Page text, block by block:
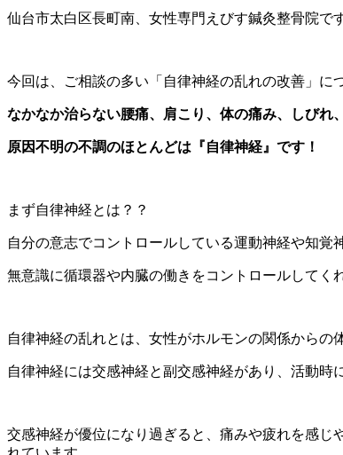
仙台市太白区長町南、女性専門えびす鍼灸整骨院です
今回は、ご相談の多い「自律神経の乱れの改善」に
なかなか治らない腰痛、肩こり、体の痛み、しびれ
原因不明の不調のほとんどは『自律神経』です！
まず自律神経とは？？
自分の意志でコントロールしている運動神経や知覚
無意識に循環器や内臓の働きをコントロールしてく
自律神経の乱れとは、女性がホルモンの関係からの
自律神経には交感神経と副交感神経があり、活動時
交感神経が優位になり過ぎると、痛みや疲れを感